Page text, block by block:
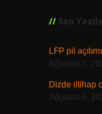
Son
LFP pil
Ağustos 7,
Dizde iltihap
Ağustos 6,